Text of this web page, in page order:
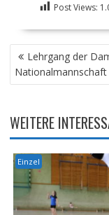
Post Views:
Lehrgang der
Nationalmannschaft
WEITERE
Einzel